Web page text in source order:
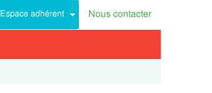
Espace adhérent Nous contacter